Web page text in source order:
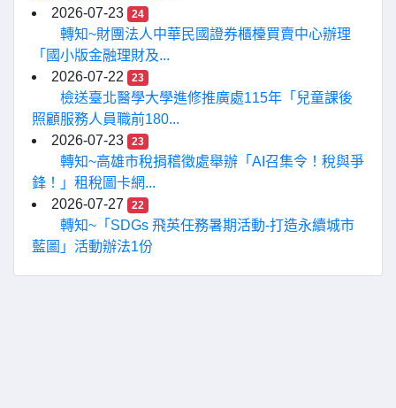
2026-07-23
24
轉知~財團法人中華民國證券櫃檯買賣中心辦理
「國小版金融理財及...
2026-07-22
23
檢送臺北醫學大學進修推廣處115年「兒童課後
照顧服務人員職前180...
2026-07-23
23
轉知~高雄市稅捐稽徵處舉辦「AI召集令！稅與爭
鋒！」租稅圖卡網...
2026-07-27
22
轉知~「SDGs 飛英任務暑期活動-打造永續城市
藍圖」活動辦法1份